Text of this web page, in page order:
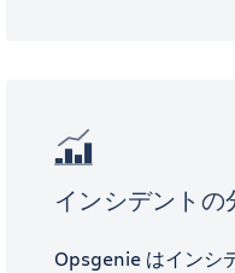
インシデント
Opsgenie はインシ